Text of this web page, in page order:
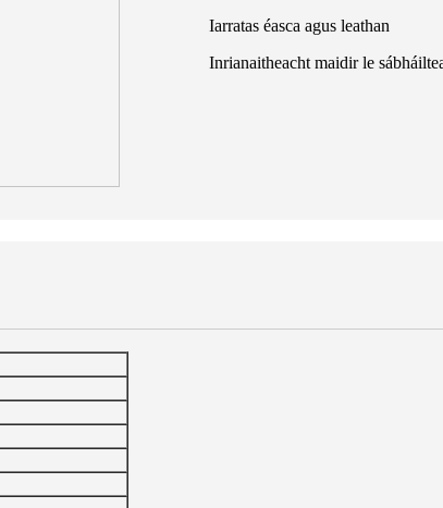
Iarratas éasca agus leathan
Inrianaitheacht maidir le